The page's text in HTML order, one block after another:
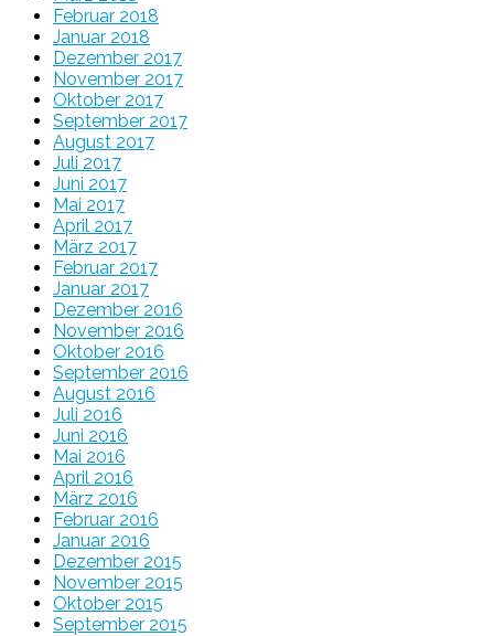
Februar 2018
Januar 2018
Dezember 2017
November 2017
Oktober 2017
September 2017
August 2017
Juli 2017
Juni 2017
Mai 2017
April 2017
März 2017
Februar 2017
Januar 2017
Dezember 2016
November 2016
Oktober 2016
September 2016
August 2016
Juli 2016
Juni 2016
Mai 2016
April 2016
März 2016
Februar 2016
Januar 2016
Dezember 2015
November 2015
Oktober 2015
September 2015